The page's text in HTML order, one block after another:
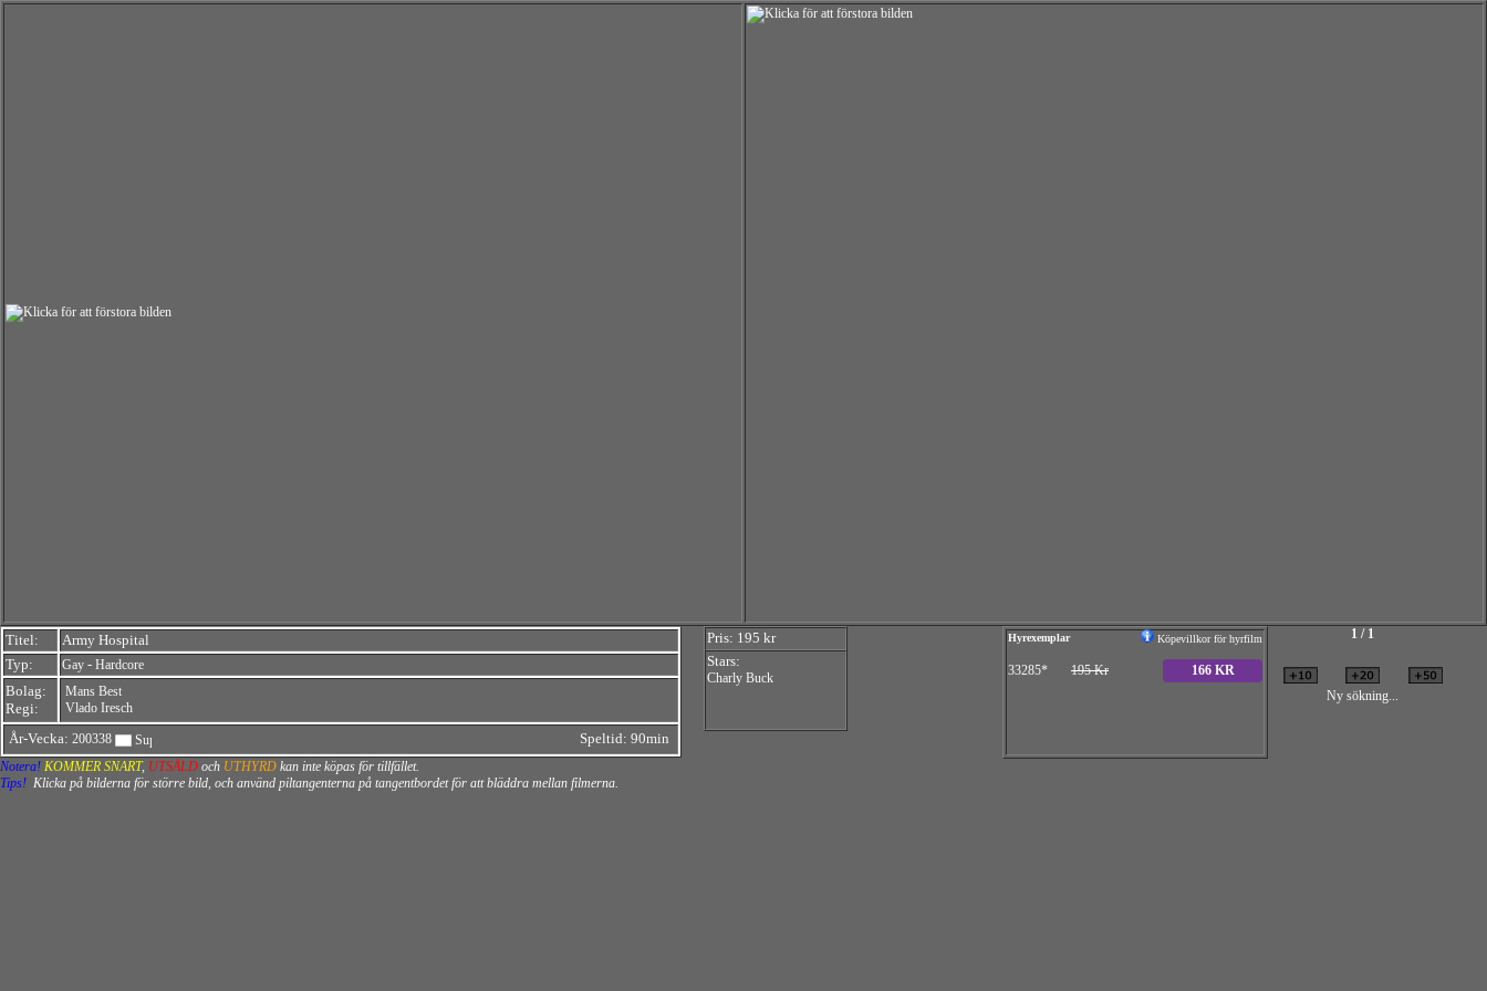
Titel:
Army Hospital
Typ:
Gay - Hardcore
Bolag:
Regi:
Mans Best
Vlado Iresch
År-Vecka: 200338 Speltid: 90min
Pris: 195 kr
Stars:
Charly Buck
Hyrexemplar Köpevillkor för hyrfilm
33285* 195 Kr 166 KR
1 / 1
Ny sökning...
Notera! KOMMER SNART, UTSÅLD och UTHYRD kan inte köpas för tillfället.
Tips! Klicka på bilderna för större bild, och använd piltangenterna på tangentbordet för att bläddra mellan filmerna.